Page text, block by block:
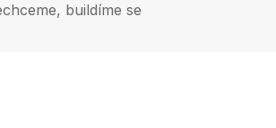
buildíme se